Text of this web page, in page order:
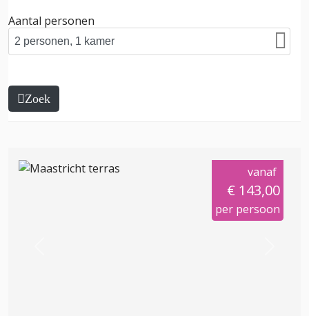
Aantal personen
Zoek
vanaf
€ 143,00
per persoon